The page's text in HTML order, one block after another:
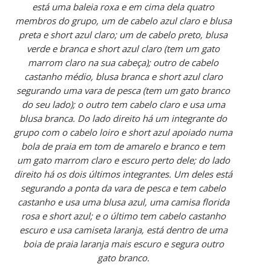
está uma baleia roxa e em cima dela quatro
membros do grupo, um de cabelo azul claro e blusa
preta e short azul claro; um de cabelo preto, blusa
verde e branca e short azul claro (tem um gato
marrom claro na sua cabeça); outro de cabelo
castanho médio, blusa branca e short azul claro
segurando uma vara de pesca (tem um gato branco
do seu lado); o outro tem cabelo claro e usa uma
blusa branca. Do lado direito há um integrante do
grupo com o cabelo loiro e short azul apoiado numa
bola de praia em tom de amarelo e branco e tem
um gato marrom claro e escuro perto dele; do lado
direito há os dois últimos integrantes. Um deles está
segurando a ponta da vara de pesca e tem cabelo
castanho e usa uma blusa azul, uma camisa florida
rosa e short azul; e o último tem cabelo castanho
escuro e usa camiseta laranja, está dentro de uma
boia de praia laranja mais escuro e segura outro
gato branco.